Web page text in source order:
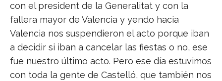
con el president de la Generalitat y con la
fallera mayor de Valencia y yendo hacia
Valencia nos suspendieron el acto porque iban
a decidir si iban a cancelar las fiestas o no, ese
fue nuestro último acto. Pero ese día estuvimos
con toda la gente de Castelló, que también nos